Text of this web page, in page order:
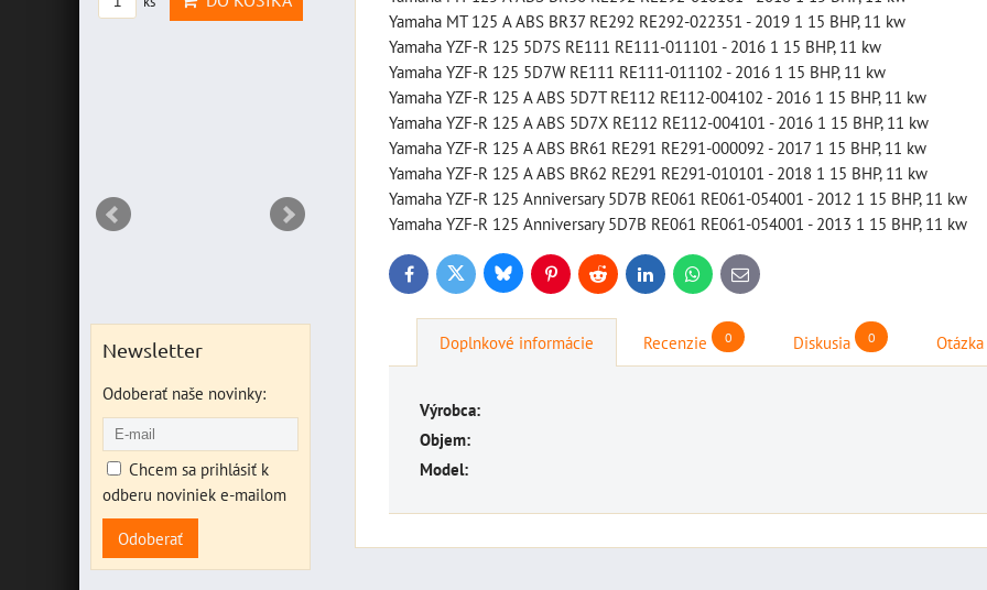
Yamaha MT 125 A ABS BR37 RE292 RE292-022351 - 2019 1 15 BHP, 11 kw
Yamaha YZF-R 125 5D7S RE111 RE111-011101 - 2016 1 15 BHP, 11 kw
Yamaha YZF-R 125 5D7W RE111 RE111-011102 - 2016 1 15 BHP, 11 kw
Yamaha YZF-R 125 A ABS 5D7T RE112 RE112-004102 - 2016 1 15 BHP, 11 kw
Yamaha YZF-R 125 A ABS 5D7X RE112 RE112-004101 - 2016 1 15 BHP, 11 kw
Yamaha YZF-R 125 A ABS BR61 RE291 RE291-000092 - 2017 1 15 BHP, 11 kw
Yamaha YZF-R 125 A ABS BR62 RE291 RE291-010101 - 2018 1 15 BHP, 11 kw
Yamaha YZF-R 125 Anniversary 5D7B RE061 RE061-054001 - 2012 1 15 BHP, 11 kw
Yamaha YZF-R 125 Anniversary 5D7B RE061 RE061-054001 - 2013 1 15 BHP, 11 kw
FacebookTwitter BlueskyPinterestReddit LinkedInWhatsApp
E-
mail
Doplnkové informácie Recenzie 0 Diskusia 0
Výrobca:
Objem:
Model:
štartovací...
333,83 €
s DPH
ks DO KOŠÍKA
ks DO KOŠÍKA
Newsletter
Odoberať naše novinky:
Chcem sa prihlásiť k
odberu noviniek e-mailom
Odoberať